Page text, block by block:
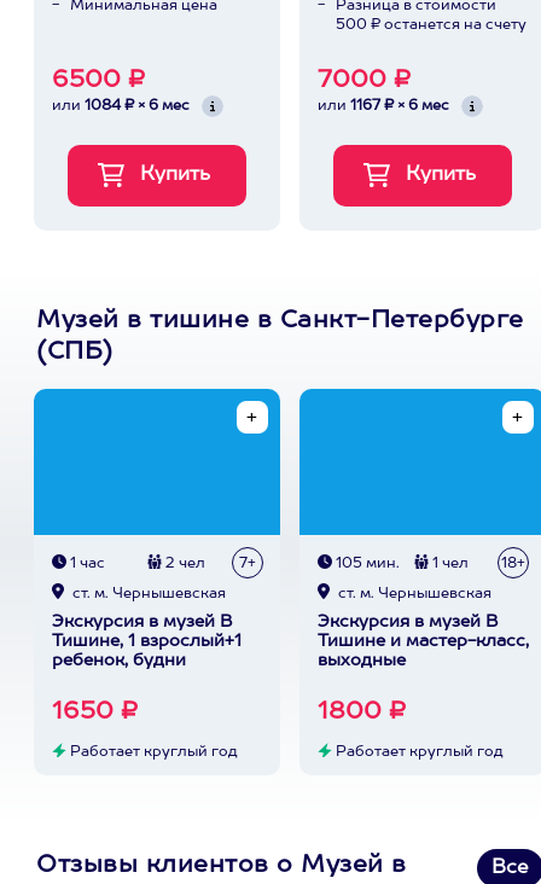
Минимальная цена
6500 ₽
или 1084 ₽ × 6 мес
Разница в стоимости
500 ₽ останется на счету
7000 ₽
или 1167 ₽ × 6 мес
Музей в тишине в Санкт-Петербурге
(СПБ)
1 час 2 чел 7+
ст. м. Чернышевская
Экскурсия в музей В
Тишине, 1 взрослый+1
ребенок, будни
1650 ₽
Работает круглый год
105 мин. 1 чел 18+
ст. м. Чернышевская
Экскурсия в музей В
Тишине и мастер-класс,
выходные
1800 ₽
Работает круглый год
Отзывы клиентов о Музей в
Все